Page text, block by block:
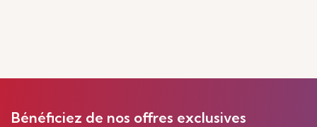
Bénéficiez de nos offres exclusives